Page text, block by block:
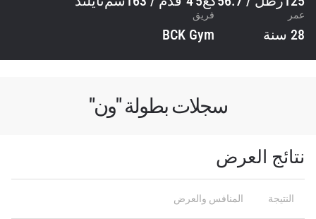
عمر
28 سنة
فريق
BCK Gym
سجلات بطولة "ون"
نتائج العرض
النتيجة المنافس والعرض